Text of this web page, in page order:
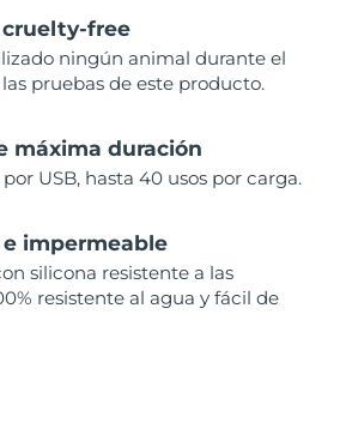
cruelty-free
ningún animal durante el
pruebas de este producto.
máxima duración
USB, hasta 40 usos por carga.
impermeable
silicona resistente a las
resistente al agua y fácil de